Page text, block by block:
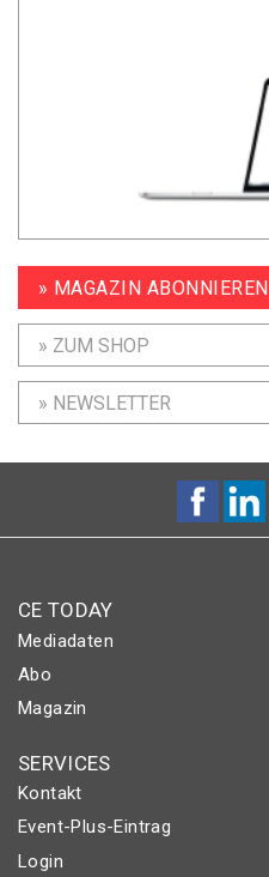
» MAGAZIN ABONNIEREN
» ZUM SHOP
» NEWSLETTER
CE TODAY
Mediadaten
Abo
Magazin
SERVICES
Kontakt
Event-Plus-Eintrag
Login